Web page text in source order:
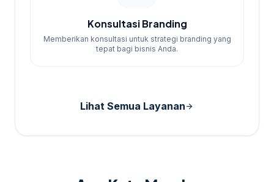
Konsultasi Branding
Memberikan konsultasi untuk strategi branding yang
tepat bagi bisnis Anda.
Lihat Semua Layananarrow_forward